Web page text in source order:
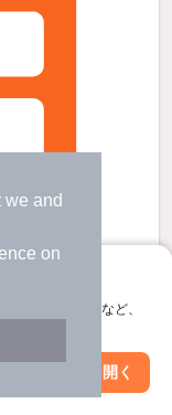
we and
on
探し
お気に入り保存など、
アプリを開く
絞り込み条件を変更